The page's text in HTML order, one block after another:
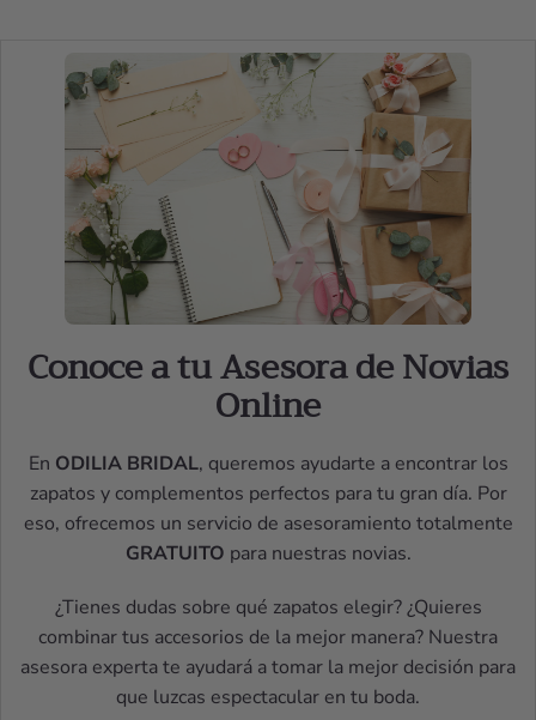
Conoce a tu Asesora de Novias
Online
En ODILIA BRIDAL, queremos ayudarte a encontrar los
zapatos y complementos perfectos para tu gran día. Por
eso, ofrecemos un servicio de asesoramiento totalmente
GRATUITO para nuestras novias.
¿Tienes dudas sobre qué zapatos elegir? ¿Quieres
combinar tus accesorios de la mejor manera? Nuestra
asesora experta te ayudará a tomar la mejor decisión para
que luzcas espectacular en tu boda.